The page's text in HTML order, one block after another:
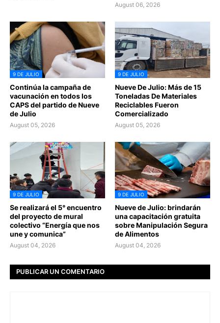
August 06, 2026
9 DE JULIO
Continúa la campaña de
vacunación en todos los
CAPS del partido de Nueve
de Julio
August 05, 2026
9 DE JULIO
Nueve De Julio: Más de 15
Toneladas De Materiales
Reciclables Fueron
Comercializado
August 05, 2026
9 DE JULIO
Se realizará el 5° encuentro
del proyecto de mural
colectivo “Energía que nos
une y comunica”
August 04, 2026
9 DE JULIO
Nueve de Julio: brindarán
una capacitación gratuita
sobre Manipulación Segura
de Alimentos
August 04, 2026
PUBLICAR UN COMENTARIO